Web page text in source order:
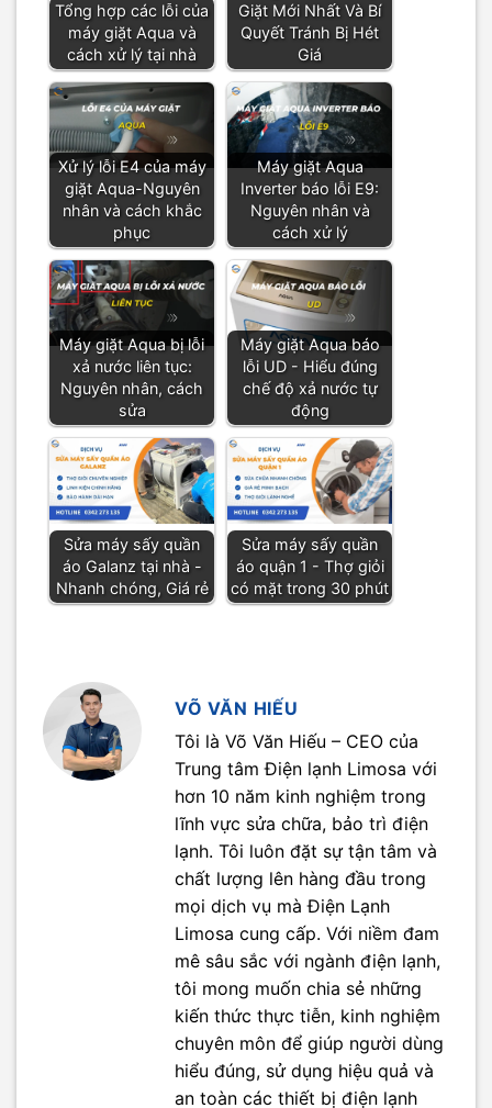
Tổng hợp các lỗi của
máy giặt Aqua và
cách xử lý tại nhà
Giặt Mới Nhất Và Bí
Quyết Tránh Bị Hét
Giá
Xử lý lỗi E4 của máy
giặt Aqua-Nguyên
nhân và cách khắc
phục
Máy giặt Aqua
Inverter báo lỗi E9:
Nguyên nhân và
cách xử lý
Máy giặt Aqua bị lỗi
xả nước liên tục:
Nguyên nhân, cách
sửa
Máy giặt Aqua báo
lỗi UD - Hiểu đúng
chế độ xả nước tự
động
Sửa máy sấy quần
áo Galanz tại nhà -
Nhanh chóng, Giá rẻ
Sửa máy sấy quần
áo quận 1 - Thợ giỏi
có mặt trong 30 phút
VÕ VĂN HIẾU
Tôi là Võ Văn Hiếu – CEO của
Trung tâm Điện lạnh Limosa với
hơn 10 năm kinh nghiệm trong
lĩnh vực sửa chữa, bảo trì điện
lạnh. Tôi luôn đặt sự tận tâm và
chất lượng lên hàng đầu trong
mọi dịch vụ mà Điện Lạnh
Limosa cung cấp. Với niềm đam
mê sâu sắc với ngành điện lạnh,
tôi mong muốn chia sẻ những
kiến thức thực tiễn, kinh nghiệm
chuyên môn để giúp người dùng
hiểu đúng, sử dụng hiệu quả và
an toàn các thiết bị điện lạnh